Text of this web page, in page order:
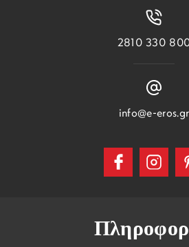
2810 330
info@e-eros.gr